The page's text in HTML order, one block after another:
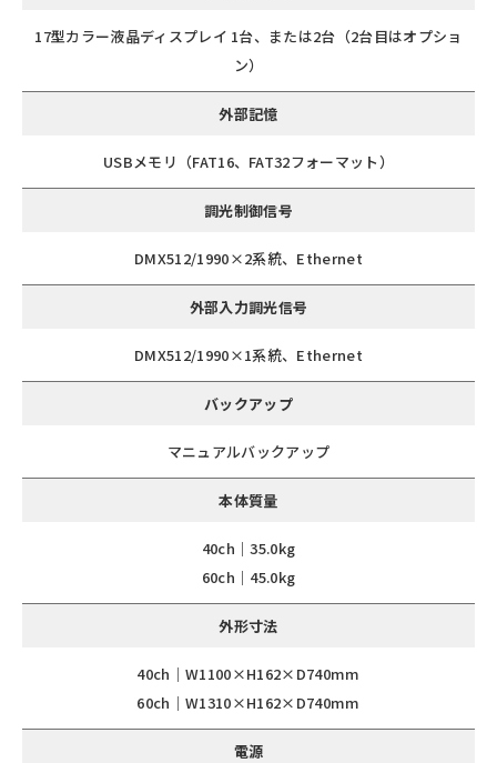
17型カラー液晶ディスプレイ 1台、または2台（2台目はオプショ
ン）
外部記憶
USBメモリ（FAT16、FAT32フォーマット）
調光制御信号
DMX512/1990×2系統、Ethernet
外部入力調光信号
DMX512/1990×1系統、Ethernet
バックアップ
マニュアルバックアップ
本体質量
40ch｜35.0kg
60ch｜45.0kg
外形寸法
40ch｜W1100×H162×D740mm
60ch｜W1310×H162×D740mm
電源